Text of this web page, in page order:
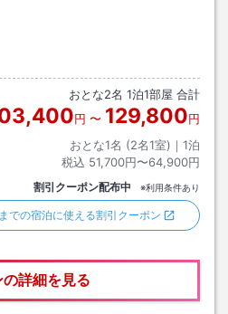
おとな2名 1泊1部屋 合計
円 〜 129,800円
おとな1名 (2名1室)｜ 1泊
税込 51,700円〜64,900円
割引クーポン配布中 ※利用条件あり
での宿泊に使える割引クーポン
の詳細を見る